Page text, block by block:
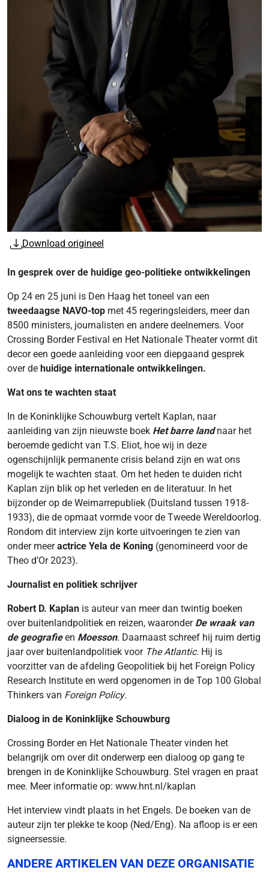
Download origineel
In gesprek over de huidige geo-politieke ontwikkelingen
Op 24 en 25 juni is Den Haag het toneel van een
tweedaagse NAVO-top met 45 regeringsleiders, meer dan
8500 ministers, journalisten en andere deelnemers. Voor
Crossing Border Festival en Het Nationale Theater vormt dit
decor een goede aanleiding voor een diepgaand gesprek
over de huidige internationale ontwikkelingen.
Wat ons te wachten staat
In de Koninklijke Schouwburg vertelt Kaplan, naar
aanleiding van zijn nieuwste boek Het barre land naar het
beroemde gedicht van T.S. Eliot, hoe wij in deze
ogenschijnlijk permanente crisis beland zijn en wat ons
mogelijk te wachten staat. Om het heden te duiden richt
Kaplan zijn blik op het verleden en de literatuur. In het
bijzonder op de Weimarrepubliek (Duitsland tussen 1918-
1933), die de opmaat vormde voor de Tweede Wereldoorlog.
Rondom dit interview zijn korte uitvoeringen te zien van
onder meeractrice Yela de Koning (genomineerd voor de
Theo d’Or 2023).
Journalist en politiek schrijver
Robert D. Kaplan is auteur van meer dan twintig boeken
over buitenlandpolitiek en reizen, waaronder De wraak van
de geografie en Moesson. Daarnaast schreef hij ruim dertig
jaar over buitenlandpolitiek voor The Atlantic. Hij is
voorzitter van de afdeling Geopolitiek bij het Foreign Policy
Research Institute en werd opgenomen in de Top 100 Global
Thinkers van Foreign Policy.
Dialoog in de Koninklijke Schouwburg
Crossing Border en Het Nationale Theater vinden het
belangrijk om over dit onderwerp een dialoog op gang te
brengen in de Koninklijke Schouwburg. Stel vragen en praat
mee. Meer informatie op: www.hnt.nl/kaplan
Het interview vindt plaats in het Engels. De boeken van de
auteur zijn ter plekke te koop (Ned/Eng). Na afloop is er een
signeersessie.
ANDERE ARTIKELEN VAN DEZE ORGANISATIE